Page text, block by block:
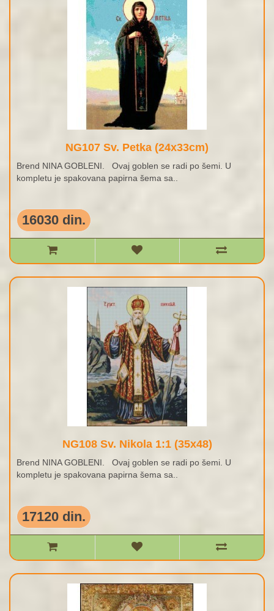
NG107 Sv. Petka (24x33cm)
Brend NINA GOBLENI. Ovaj goblen se radi po šemi. U
kompletu je spakovana papirna šema sa..
16030 din.
NG108 Sv. Nikola 1:1 (35x48)
Brend NINA GOBLENI. Ovaj goblen se radi po šemi. U
kompletu je spakovana papirna šema sa..
17120 din.